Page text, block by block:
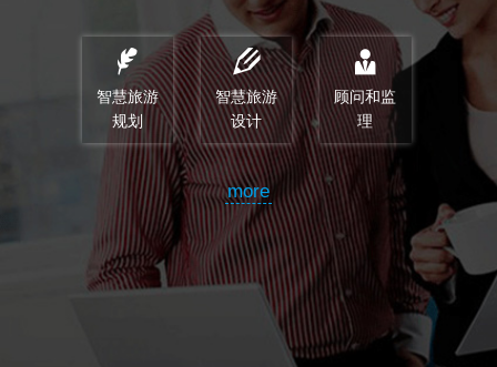
智慧旅游
规划
智慧旅游
设计
顾问和监
理
more